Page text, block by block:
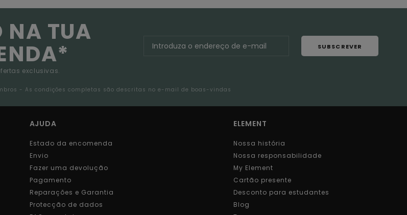
NA TUA
exclusivas.
SUBSCREVER
- As condições completas são descritas no e-mail de boas-vindas
AJUDA
Estado da encomenda
Envio
Fazer uma devolução
Pagamento
Reparações e Garantia
Protecção de dados
ELEMENT
Nossa história
Nossa responsabilidade
My Element
Cartão presente
Desconto para estudantes
Blog